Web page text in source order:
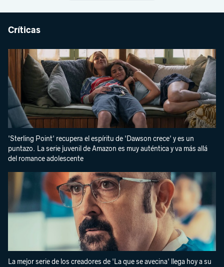
Críticas
'Sterling Point' recupera el espíritu de 'Dawson crece' y es un
puntazo. La serie juvenil de Amazon es muy auténtica y va más allá
del romance adolescente
La mejor serie de los creadores de 'La que se avecina' llega hoy a su